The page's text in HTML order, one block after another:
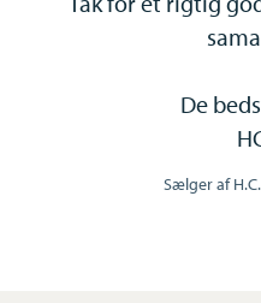
ÆGTEPAGT
”dine og mine børn”? Er den
etableres særeje? Vi tager en
ægtepagt og hvordan vi kan
De
Sælger af